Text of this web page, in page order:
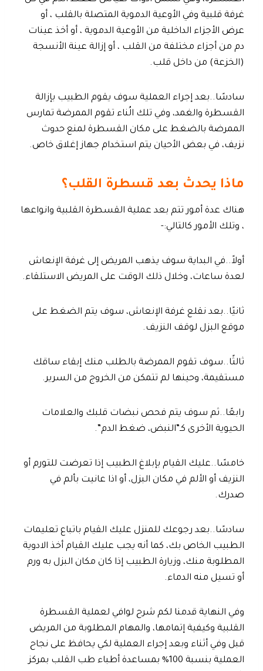
غرفة قلبية وفي الأوعية الدموية المتصلة بالقلب ، أو
عرض الأجزاء الداخلية من الأوعية الدموية ، أو أخذ عينات
دم من أجزاء مختلفة من القلب ، أو إزالة عينة الأنسجة
(الخزعة) من داخل قلب.
سادسًا..بعد إجراء العملية سوف يقوم الطبيب بإزالة
القسطرة والغمد، وفي تلك الُناء تقوم الممرضة تمارس
الممرضة بالضغط على مكان القسطرة لمنع حدوث
نزيف، في بعض الأحيان يتم استخدام جهاز إغلاق خاص.
ماذا يحدث بعد قسطرة القلب؟
هناك عدة أمور تتم بعد عملية القسطرة القلبية وانواعها
، وتلك الأمور كالتالي:-
أولاً..في البداية سوف يذهب المريض إلى غرفة الإنعاش
لعدة ساعات، وخلال ذلك الوقت على المريض الاستلقاء.
ثانيًا..بعد نقلع غرفة الإنعاش، سوف يتم الضغط على
موقع البزل لوقف النزيف.
ثالثًا..سوف تقوم الممرضة بالطلب منك إبقاء ساقك
مستقيمة، وحينها لم تتمكن من الخروج من السرير.
رابعًا..ثم سوف يتم فحص نبضات قلبك والعلامات
الحيوية الأخرى كـ”النبض، ضغط الدم”.
خامسًا..عليك القيام بإبلاغ الطبيب إذا تعرضت للتورم أو
النزيف أو الألم في مكان البزل، أو اذا عانيت بألم في
صدرك.
سادسًا..بعد رجوعك للمنزل عليك القيام باتباع تعليمات
الطبيب الخاص بك، كما أنه يجب عليك القيام أخذ الادوية
المطلوبة منك، وزيارة الطبيب إذا كان مكان البزل به ورم
أو تسيل منه الدماء.
وفي النهاية قدمنا لكم شرح لوافي لعملية القسطرة
القلبية وكيفية إتمامها، والمهام المطلوبة من المريض
قبل وفي أثناء وبعد إجراء العملية لكي يحافظ على نجاح
العملية بنسبة 100% بمساعدة أطباء طب القلب بمركز